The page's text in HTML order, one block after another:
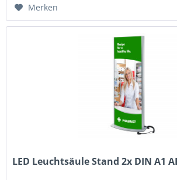
Merken
LED Leuchtsäule Stand 2x DIN A1